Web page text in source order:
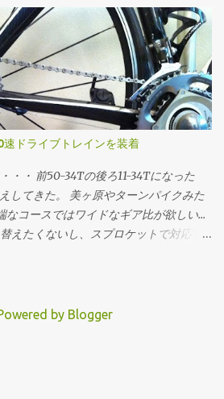
フレームに乗り換えた...
の分布 最頻値は8.58316757(89分)で、標
フの横軸では最頻値89分を中心に標準
イムから推定したパワーウェイトレシオ
ワーウェイトレシオについては 体重:
: 2[kg] 総重量: 70.5[kg] 転がり抵抗係
(てきとう) という「標準的ホビー
現地で採取した乗鞍の詳細な勾配データ
大気密度etc...を加味した物理シミュレ
平たく言えば 脳内サイクリング のエン
ルのうち、標準偏差の区間ごとに 標準偏
の間に0 (0%) 標準偏差-2の区間である
標準偏差-1の区間である70〜89分の
上に32人 (0.8%) という分布になりま
ドライブトレインを装着
・・ 前50-34Tの後ろ11-34Tになった
してきた。 美ヶ原やターンパイクみた
なコースではワイドなギア比が欲しい...
えたくないし、スプロケットで対応す
9速) スプロケット CS-M980 (XTR 10速)
by Blogger